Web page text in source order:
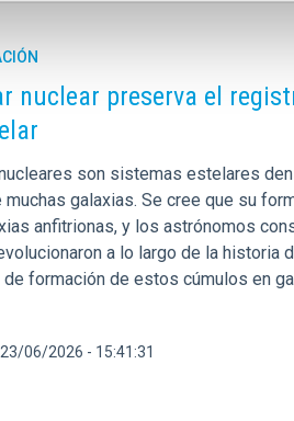
nuclear preserva el
son sistemas estelares
galaxias. Se cree que su
anfitrionas, y los astrónomos
a lo largo de la
formación de estos cúmulos en
23/06/2026 - 15:41:31